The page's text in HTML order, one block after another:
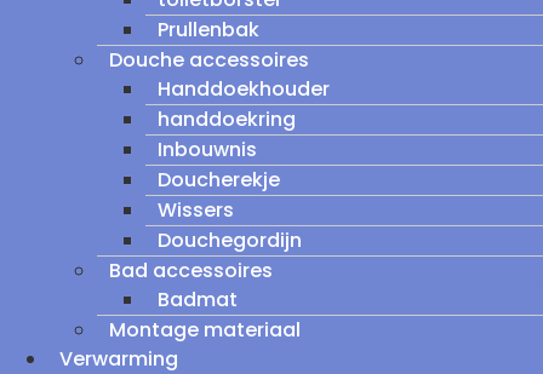
Prullenbak
Douche accessoires
Handdoekhouder
handdoekring
Inbouwnis
Doucherekje
Wissers
Douchegordijn
Bad accessoires
Badmat
Montage materiaal
Verwarming